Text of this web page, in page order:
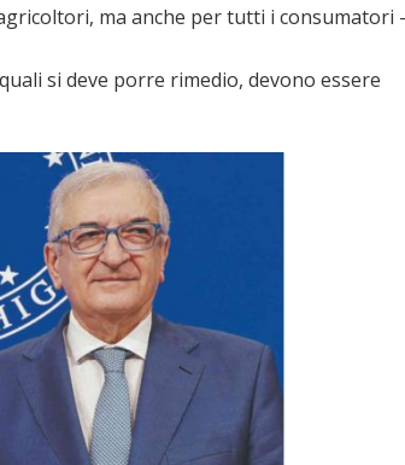
ma anche per tutti i consumatori
si deve porre rimedio, devono essere